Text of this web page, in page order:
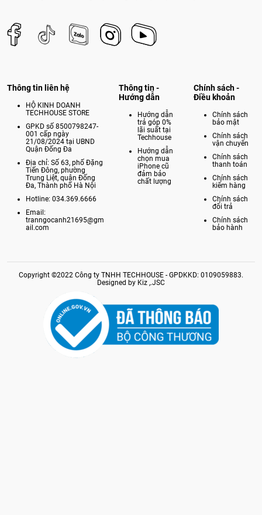
Thông tin liên hệ
HỘ KINH DOANH
TECHHOUSE STORE
GPKD số 8500798247-
001 cấp ngày
21/08/2024 tại UBND
Quận Đống Đa
Địa chỉ: Số 63, phố Đặng
Tiến Đông, phường
Trung Liệt, quận Đống
Đa, Thành phố Hà Nội
Hotline: 034.369.6666
Email:
tranngocanh21695@gm
ail.com
Thông tin -
Hướng dẫn
Hướng dẫn
trả góp 0%
lãi suất tại
Techhouse
Hướng dẫn
chọn mua
iPhone cũ
đảm bảo
chất lượng
Chính sách -
Điều khoản
Chính sách
bảo mật
Chính sách
vận chuyển
Chính sách
thanh toán
Chính sách
kiểm hàng
Chính sách
đổi trả
Chính sách
bảo hành
Copyright ©2022 Công ty TNHH TECHHOUSE - GPDKKD: 0109059883.
Designed by Kiz ,.JSC